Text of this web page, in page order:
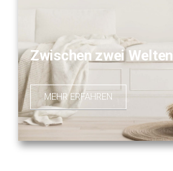
Zwischen zwei Welten
MEHR ERFAHREN